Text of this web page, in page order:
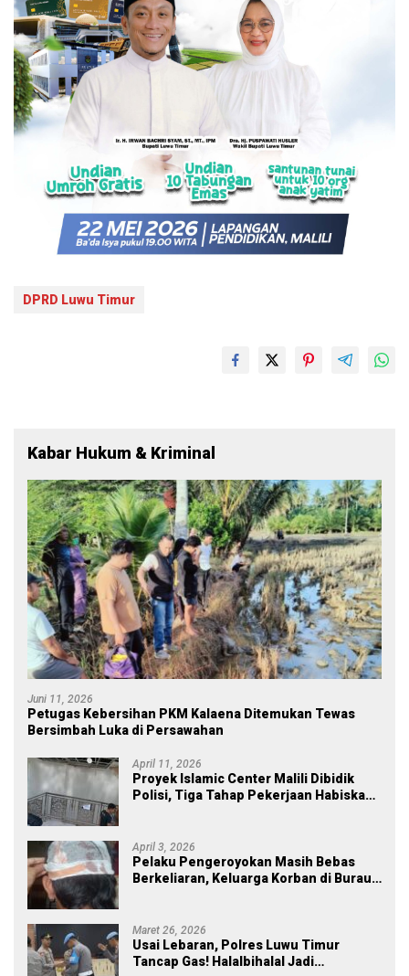
DPRD Luwu Timur
Kabar Hukum & Kriminal
Juni 11, 2026
Petugas Kebersihan PKM Kalaena Ditemukan Tewas
Bersimbah Luka di Persawahan
April 11, 2026
Proyek Islamic Center Malili Dibidik
Polisi, Tiga Tahap Pekerjaan Habiskan
April 3, 2026
Pelaku Pengeroyokan Masih Bebas
Berkeliaran, Keluarga Korban di Burau
Maret 26, 2026
Usai Lebaran, Polres Luwu Timur
Tancap Gas! Halalbihalal Jadi